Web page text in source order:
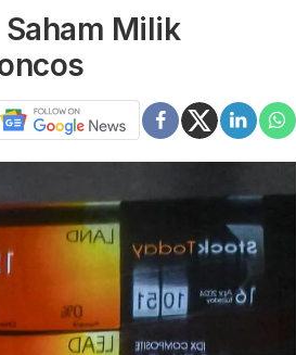
Saham Milik